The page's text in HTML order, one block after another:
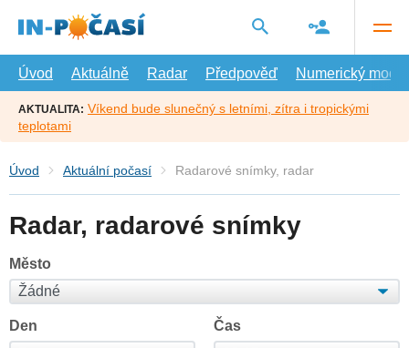
hlavní
Úvod
Aktuálně Radar Předpověď Numerický model
AKTUALITA: Víkend bude slunečný s letními, zítra i tropickými
teplotami
Úvod Aktuální počasí Radarové snímky, radar
Radar, radarové snímky
Město
Den Čas